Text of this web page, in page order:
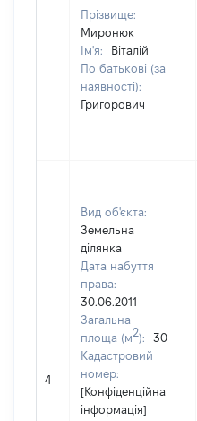
Прізвище:
Миронюк
Ім'я:
Віталій
По батькові (за
наявності):
Григорович
4
Вид об'єкта:
Земельна
ділянка
Дата набуття
права:
30.06.2011
Загальна
площа (м2):
30
Кадастровий
номер:
[Конфіденційна
інформація]